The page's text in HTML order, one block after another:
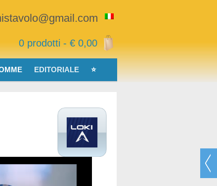
0 prodotti - € 0,00
EDITORIALE ⭐